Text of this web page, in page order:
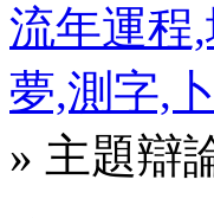
流年運程
夢,測字,
» 主題辯